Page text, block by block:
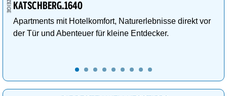
KATSCHBERG.1640
Apartments mit Hotelkomfort, Naturerlebnisse direkt vor
der Tür und Abenteuer für kleine Entdecker.